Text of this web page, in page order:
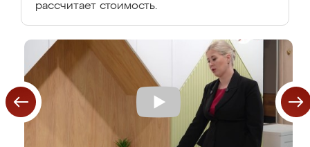
рассчитает стоимость.